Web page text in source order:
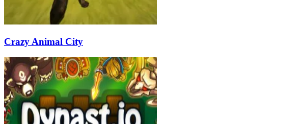
Crazy Animal City